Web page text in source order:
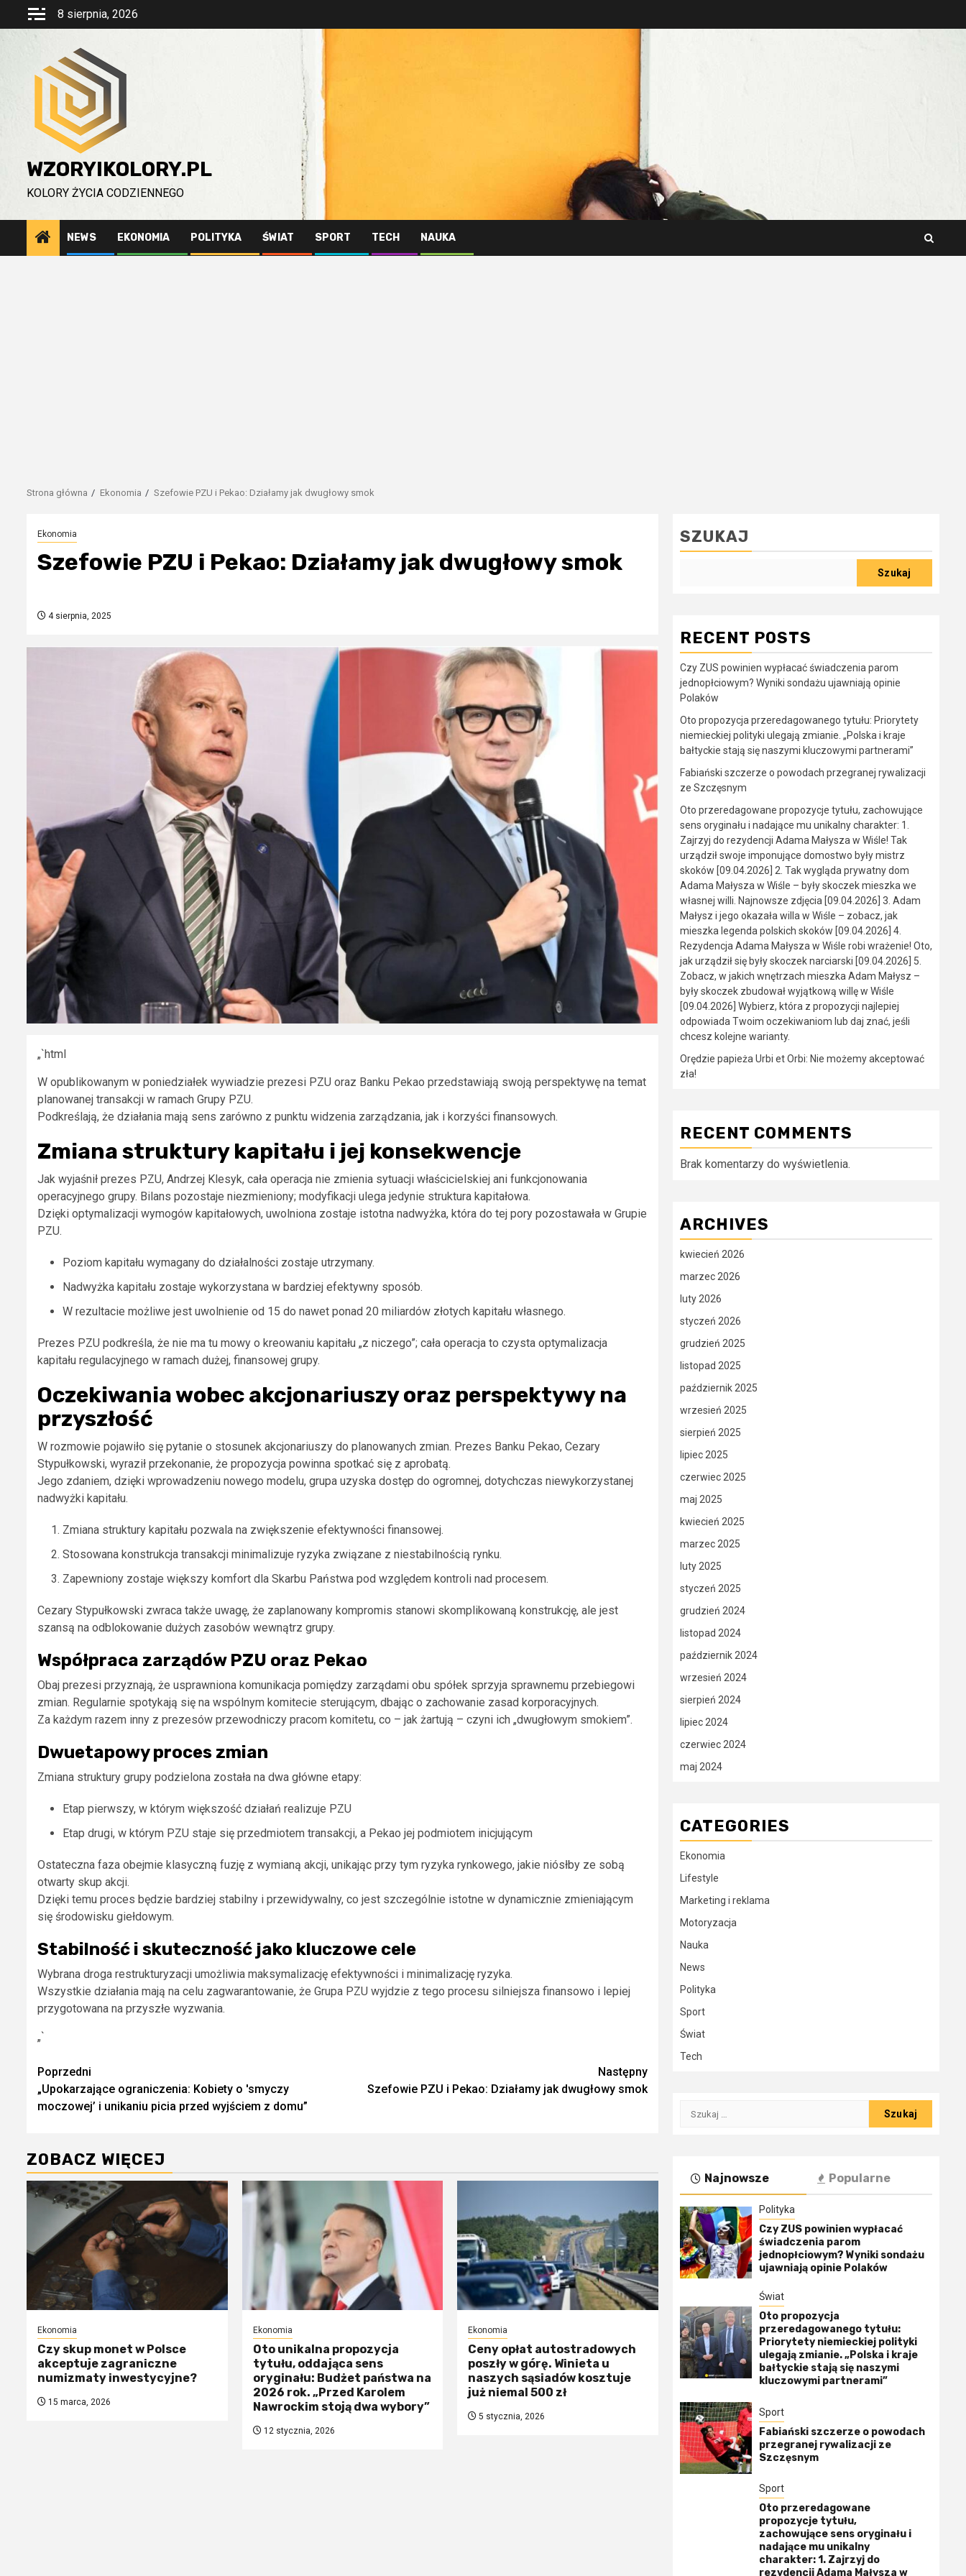
Przejdź
8 sierpnia, 2026
WZORYIKOLORY.PL
KOLORY ŻYCIA CODZIENNEGO
NEWS EKONOMIA POLITYKA ŚWIAT SPORT TECH NAUKA
Strona główna Ekonomia Szefowie PZU i Pekao: Działamy jak dwugłowy smok
Ekonomia
Szefowie PZU i Pekao: Działamy jak dwugłowy smok
4 sierpnia, 2025
„`html
W opublikowanym w poniedziałek wywiadzie prezesi PZU oraz Banku Pekao przedstawiają swoją perspektywę na temat
planowanej transakcji w ramach Grupy PZU.
Podkreślają, że działania mają sens zarówno z punktu widzenia zarządzania, jak i korzyści finansowych.
Zmiana struktury kapitału i jej konsekwencje
Jak wyjaśnił prezes PZU, Andrzej Klesyk, cała operacja nie zmienia sytuacji właścicielskiej ani funkcjonowania
operacyjnego grupy. Bilans pozostaje niezmieniony; modyfikacji ulega jedynie struktura kapitałowa.
Dzięki optymalizacji wymogów kapitałowych, uwolniona zostaje istotna nadwyżka, która do tej pory pozostawała w Grupie
PZU.
Poziom kapitału wymagany do działalności zostaje utrzymany.
Nadwyżka kapitału zostaje wykorzystana w bardziej efektywny sposób.
W rezultacie możliwe jest uwolnienie od 15 do nawet ponad 20 miliardów złotych kapitału własnego.
Prezes PZU podkreśla, że nie ma tu mowy o kreowaniu kapitału „z niczego”; cała operacja to czysta optymalizacja
kapitału regulacyjnego w ramach dużej, finansowej grupy.
Oczekiwania wobec akcjonariuszy oraz perspektywy na
przyszłość
W rozmowie pojawiło się pytanie o stosunek akcjonariuszy do planowanych zmian. Prezes Banku Pekao, Cezary
Stypułkowski, wyraził przekonanie, że propozycja powinna spotkać się z aprobatą.
Jego zdaniem, dzięki wprowadzeniu nowego modelu, grupa uzyska dostęp do ogromnej, dotychczas niewykorzystanej
nadwyżki kapitału.
Zmiana struktury kapitału pozwala na zwiększenie efektywności finansowej.
Stosowana konstrukcja transakcji minimalizuje ryzyka związane z niestabilnością rynku.
Zapewniony zostaje większy komfort dla Skarbu Państwa pod względem kontroli nad procesem.
Cezary Stypułkowski zwraca także uwagę, że zaplanowany kompromis stanowi skomplikowaną konstrukcję, ale jest
szansą na odblokowanie dużych zasobów wewnątrz grupy.
Współpraca zarządów PZU oraz Pekao
Obaj prezesi przyznają, że usprawniona komunikacja pomiędzy zarządami obu spółek sprzyja sprawnemu przebiegowi
zmian. Regularnie spotykają się na wspólnym komitecie sterującym, dbając o zachowanie zasad korporacyjnych.
Za każdym razem inny z prezesów przewodniczy pracom komitetu, co – jak żartują – czyni ich „dwugłowym smokiem”.
Dwuetapowy proces zmian
Zmiana struktury grupy podzielona została na dwa główne etapy:
Etap pierwszy, w którym większość działań realizuje PZU
Etap drugi, w którym PZU staje się przedmiotem transakcji, a Pekao jej podmiotem inicjującym
Ostateczna faza obejmie klasyczną fuzję z wymianą akcji, unikając przy tym ryzyka rynkowego, jakie niósłby ze sobą
otwarty skup akcji.
Dzięki temu proces będzie bardziej stabilny i przewidywalny, co jest szczególnie istotne w dynamicznie zmieniającym
się środowisku giełdowym.
Stabilność i skuteczność jako kluczowe cele
Wybrana droga restrukturyzacji umożliwia maksymalizację efektywności i minimalizację ryzyka.
Wszystkie działania mają na celu zagwarantowanie, że Grupa PZU wyjdzie z tego procesu silniejsza finansowo i lepiej
przygotowana na przyszłe wyzwania.
„`
Zobacz
wpisy
Poprzedni
„Upokarzające ograniczenia: Kobiety o 'smyczy
moczowej’ i unikaniu picia przed wyjściem z domu”
Następny
Szefowie PZU i Pekao: Działamy jak dwugłowy smok
ZOBACZ WIĘCEJ
Ekonomia
Czy skup monet w Polsce
akceptuje zagraniczne
numizmaty inwestycyjne?
15 marca, 2026
Ekonomia
Oto unikalna propozycja
tytułu, oddająca sens
oryginału: Budżet państwa na
2026 rok. „Przed Karolem
Nawrockim stoją dwa wybory”
12 stycznia, 2026
Ekonomia
Ceny opłat autostradowych
poszły w górę. Winieta u
naszych sąsiadów kosztuje
już niemal 500 zł
5 stycznia, 2026
SZUKAJ
Szukaj
RECENT POSTS
Czy ZUS powinien wypłacać świadczenia parom
jednopłciowym? Wyniki sondażu ujawniają opinie
Polaków
Oto propozycja przeredagowanego tytułu: Priorytety
niemieckiej polityki ulegają zmianie. „Polska i kraje
bałtyckie stają się naszymi kluczowymi partnerami”
Fabiański szczerze o powodach przegranej rywalizacji
ze Szczęsnym
Oto przeredagowane propozycje tytułu, zachowujące
sens oryginału i nadające mu unikalny charakter: 1.
Zajrzyj do rezydencji Adama Małysza w Wiśle! Tak
urządził swoje imponujące domostwo były mistrz
skoków [09.04.2026] 2. Tak wygląda prywatny dom
Adama Małysza w Wiśle – były skoczek mieszka we
własnej willi. Najnowsze zdjęcia [09.04.2026] 3. Adam
Małysz i jego okazała willa w Wiśle – zobacz, jak
mieszka legenda polskich skoków [09.04.2026] 4.
Rezydencja Adama Małysza w Wiśle robi wrażenie! Oto,
jak urządził się były skoczek narciarski [09.04.2026] 5.
Zobacz, w jakich wnętrzach mieszka Adam Małysz –
były skoczek zbudował wyjątkową willę w Wiśle
[09.04.2026] Wybierz, która z propozycji najlepiej
odpowiada Twoim oczekiwaniom lub daj znać, jeśli
chcesz kolejne warianty.
Orędzie papieża Urbi et Orbi: Nie możemy akceptować
zła!
RECENT COMMENTS
Brak komentarzy do wyświetlenia.
ARCHIVES
kwiecień 2026
marzec 2026
luty 2026
styczeń 2026
grudzień 2025
listopad 2025
październik 2025
wrzesień 2025
sierpień 2025
lipiec 2025
czerwiec 2025
maj 2025
kwiecień 2025
marzec 2025
luty 2025
styczeń 2025
grudzień 2024
listopad 2024
październik 2024
wrzesień 2024
sierpień 2024
lipiec 2024
czerwiec 2024
maj 2024
CATEGORIES
Ekonomia
Lifestyle
Marketing i reklama
Motoryzacja
Nauka
News
Polityka
Sport
Świat
Tech
Szukaj:
Najnowsze Popularne
Polityka
Czy ZUS powinien wypłacać
świadczenia parom
jednopłciowym? Wyniki sondażu
ujawniają opinie Polaków
Świat
Oto propozycja
przeredagowanego tytułu:
Priorytety niemieckiej polityki
ulegają zmianie. „Polska i kraje
bałtyckie stają się naszymi
kluczowymi partnerami”
Sport
Fabiański szczerze o powodach
przegranej rywalizacji ze
Szczęsnym
Sport
Oto przeredagowane
propozycje tytułu,
zachowujące sens oryginału i
nadające mu unikalny
charakter: 1. Zajrzyj do
rezydencji Adama Małysza w